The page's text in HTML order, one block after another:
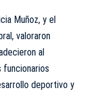
Muñoz, y el
valoraron
al
funcionarios
deportivo y